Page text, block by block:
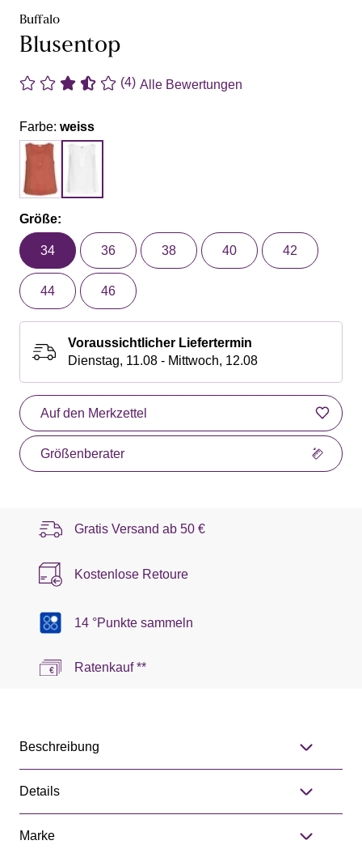
Buffalo
Blusentop
(4) Alle Bewertungen
Farbe: weiss
Größe:
34 36 38 40 42
44 46
Voraussichtlicher Liefertermin
Dienstag, 11.08 - Mittwoch, 12.08
Auf den Merkzettel
Größenberater
Gratis Versand ab 50 €
Kostenlose Retoure
14 °Punkte sammeln
Ratenkauf **
Beschreibung
Details
Marke